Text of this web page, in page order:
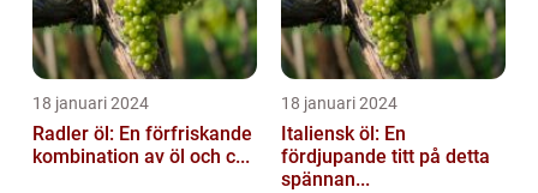
18 januari 2024
Radler öl: En förfriskande
kombination av öl och c...
18 januari 2024
Italiensk öl: En
fördjupande titt på detta
spännan...